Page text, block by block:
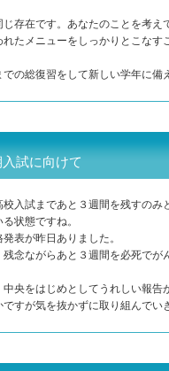
存在です。あなたのことを考
たメニューをしっかりとこな
の総復習をして新しい学年に備
試に向けて
入試まであと３週間を残すのみ
状態ですね。
表が昨日ありました。
念ながらあと３週間を必死で
央をはじめとしてうれしい報告
すが気を抜かずに取り組んでい